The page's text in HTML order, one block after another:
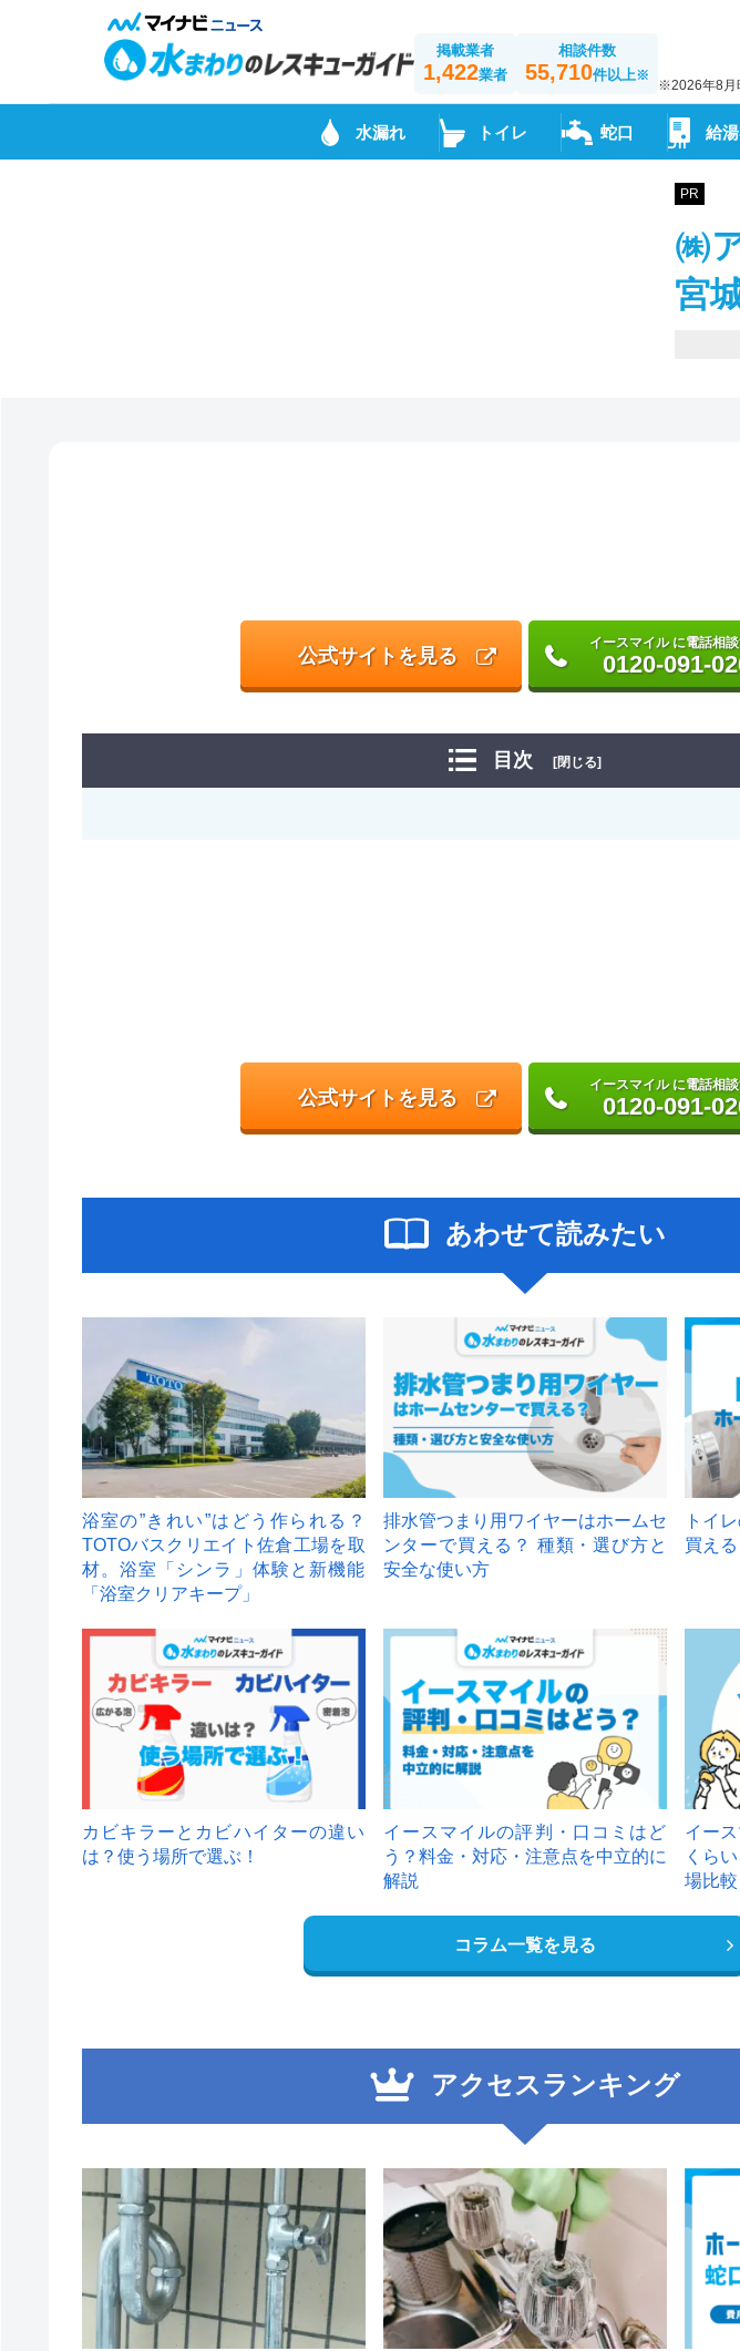
掲載業者
1,422業者
相談件数
55,710件以上※
※2026年8月
水漏れ トイレ 蛇口 給
PR
㈱
宮
公式サイトを見る
イースマイル に電話相
0120-091-
目次 [閉じる]
公式サイトを見る
イースマイル に電話相
0120-091-
あわせて読みたい
浴室の”きれい”はどう作られる？
TOTOバスクリエイト佐倉工場を取
材。浴室「シンラ」体験と新機能
「浴室クリアキープ」
排水管つまり用ワイヤーはホームセ
ンターで買える？ 種類・選び方と
安全な使い方
トイ
買え
カビキラーとカビハイターの違い
は？使う場所で選ぶ！
イースマイルの評判・口コミはど
う？料金・対応・注意点を中立的に
解説
イー
くら
場比
コラム一覧を見る
アクセスランキング
1 2